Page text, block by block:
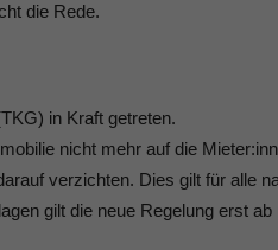
die Rede.
in Kraft getreten.
nicht mehr auf die
verzichten. Dies gilt für alle
gilt die neue Regelung erst ab